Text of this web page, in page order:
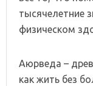
тысячелетние
физическом
Аюрведа –
как жить без